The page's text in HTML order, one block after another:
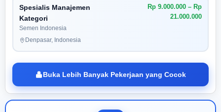
Spesialis Manajemen
Kategori
Semen Indonesia
Rp 9.000.000 – Rp
21.000.000
Denpasar, Indonesia
Buka Lebih Banyak Pekerjaan yang Cocok